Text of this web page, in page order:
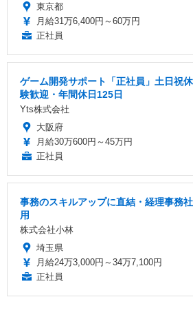
東京都
月給31万6,400円～60万円
正社員
ゲーム開発サポート「正社員」土日祝
験歓迎・年間休日125日
Yts株式会社
大阪府
月給30万600円～45万円
正社員
事務のスキルアップに直結・経理事務
用
株式会社小林
埼玉県
月給24万3,000円～34万7,100円
正社員